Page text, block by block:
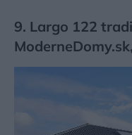
9. Largo 122